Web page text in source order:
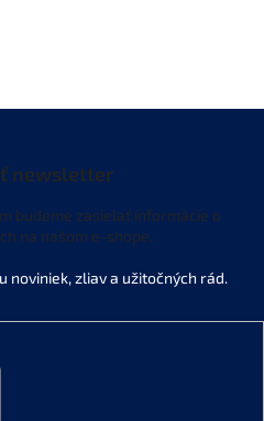
newsletter
budeme zasielať informácie o
na našom e-shope.